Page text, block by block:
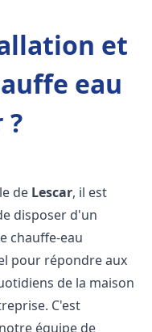
et
eau
?
de Lescar, il est
disposer d'un
chauffe-eau
pour répondre aux
de la maison
C'est
équipe de